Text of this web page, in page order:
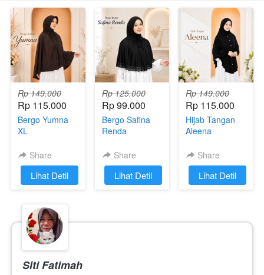
Rp 149.000
Rp 115.000
Bergo Yumna
XL
Share
`Lihat Detil
Rp 125.000
Rp 99.000
Bergo Safina
Renda
Share
`Lihat Detil
Rp 149.000
Rp 115.000
Hijab Tangan
Aleena
Share
`Lihat Detil
Siti Fatimah